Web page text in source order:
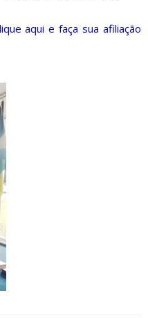
aqui e faça sua afiliação